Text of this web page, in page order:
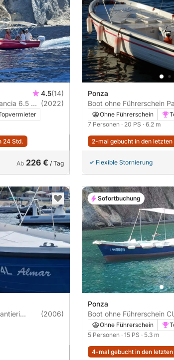
4.5(14)
(2022)
24 Std.
Ab 226 € / Tag
Ponza
Boot ohne Führerschein Parisi Lancia
Ponza 600 20PS
Ohne Führerschein
7 Personen · 20 PS · 6.2 m
2-mal gebucht in den letzten
Flexible Stornierung
(2006)
Ponza
Boot ohne Führerschein CUSTOM
Lancia 530 15PS
Ohne Führerschein
5 Personen · 15 PS · 5.3 m
4-mal gebucht in den letzten
Sofortbuchung